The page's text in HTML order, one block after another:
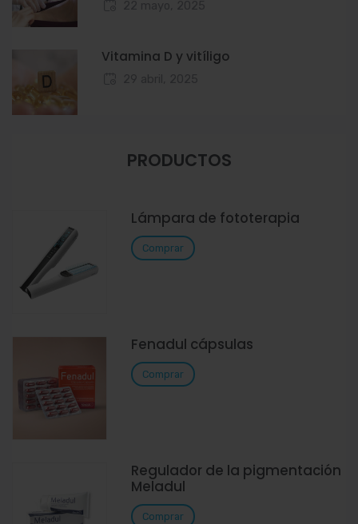
Vitamina D y vitíligo
PRODUCTOS
Lámpara de fototerapia
Comprar
Fenadul cápsulas
Comprar
Regulador de la pigmentación
Meladul
Comprar